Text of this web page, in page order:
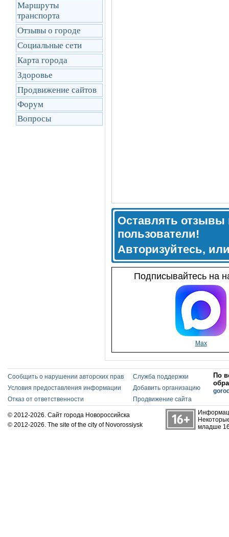
Маршруты
транcпорта
Отзывы о городе
Социальные сети
Карта города
Здоровье
Продвижение сайтов
Форум
Вопросы
Оставлять отзывы
пользователи!
Авторизуйтесь,
Подписывайтесь на
Max
Сообщить о нарушении авторских прав
Условия предоставления информации
Отказ от ответственности
Служба поддержки
Добавить организацию
Продвижение сайта
По
© 2012-2026. Сайт города Новороссийска
© 2012-2026. The site of the city of Novorossiysk
младше